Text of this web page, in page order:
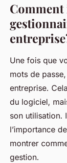
Une fois que
mots de
entreprise.
du logiciel,
son utilisation.
l’importance
montrer
gestion.